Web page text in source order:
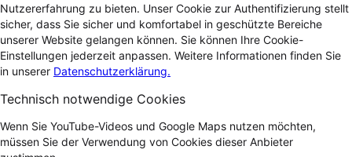
Nutzererfahrung zu bieten. Unser Cookie zur Authentifizierung stellt
sicher, dass Sie sicher und komfortabel in geschützte Bereiche
unserer Website gelangen können. Sie können Ihre Cookie-
Einstellungen jederzeit anpassen. Weitere Informationen finden Sie
in unserer Datenschutzerklärung.
Technisch notwendige Cookies
Wenn Sie YouTube-Videos und Google Maps nutzen möchten,
müssen Sie der Verwendung von Cookies dieser Anbieter